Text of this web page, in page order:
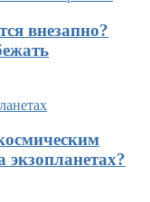
внезапно?
экзопланетах?